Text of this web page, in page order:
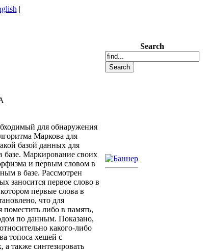
|
для обнаружения
Маркова для
базой данных для
базе. Маркирование своих
и первым словом в
в базе. Рассмотрен
заносится первое слово в
первые слова в
что для
поместить либо в память,
по данным. Показано,
какого-либо
топоса хешей с
также синтезировать
Search